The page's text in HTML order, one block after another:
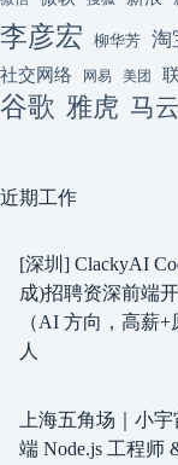
李彦宏 柳华芳 淘
社交网络 网易 美团
谷歌 雅虎 马云
近期工作
[深圳] ClackyAI
成)招聘资深前端
（AI 方向，高薪+
人
上海五角场｜小
端 Node.js 工程师